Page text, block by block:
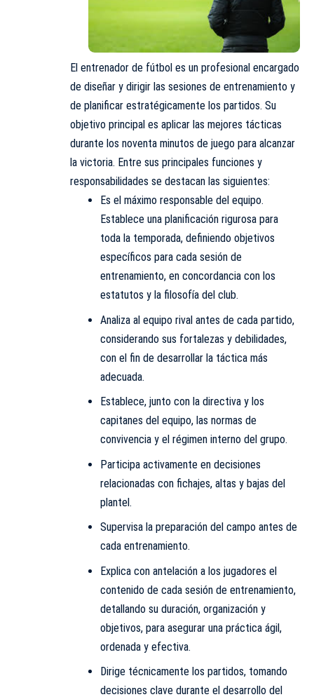
El entrenador de fútbol es un profesional encargado
de diseñar y dirigir las sesiones de entrenamiento y
de planificar estratégicamente los partidos. Su
objetivo principal es aplicar las mejores tácticas
durante los noventa minutos de juego para alcanzar
la victoria. Entre sus principales funciones y
responsabilidades se destacan las siguientes:
Es el máximo responsable del equipo.
Establece una planificación rigurosa para
toda la temporada, definiendo objetivos
específicos para cada sesión de
entrenamiento, en concordancia con los
estatutos y la filosofía del club.
Analiza al equipo rival antes de cada partido,
considerando sus fortalezas y debilidades,
con el fin de desarrollar la táctica más
adecuada.
Establece, junto con la directiva y los
capitanes del equipo, las normas de
convivencia y el régimen interno del grupo.
Participa activamente en decisiones
relacionadas con fichajes, altas y bajas del
plantel.
Supervisa la preparación del campo antes de
cada entrenamiento.
Explica con antelación a los jugadores el
contenido de cada sesión de entrenamiento,
detallando su duración, organización y
objetivos, para asegurar una práctica ágil,
ordenada y efectiva.
Dirige técnicamente los partidos, tomando
decisiones clave durante el desarrollo del